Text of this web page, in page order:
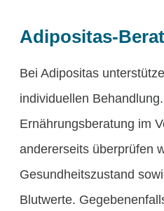
Adipositas-
Bei Adipositas
individuellen
Ernährungsberatung im
andererseits überprüfen
Gesundheitszustand
Blutwerte.